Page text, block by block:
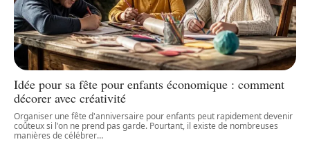
Idée pour sa fête pour enfants économique : comment
décorer avec créativité
Organiser une fête d'anniversaire pour enfants peut rapidement devenir
coûteux si l'on ne prend pas garde. Pourtant, il existe de nombreuses
manières de célébrer…